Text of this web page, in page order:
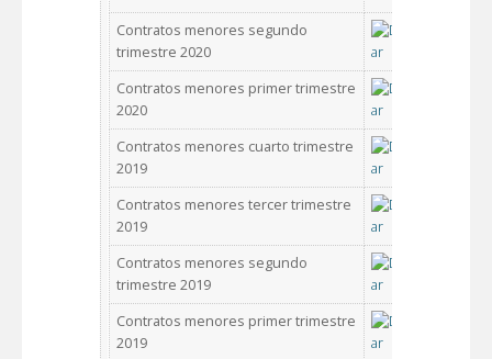
Contratos menores segundo
trimestre 2020
Contratos menores primer trimestre
2020
Contratos menores cuarto trimestre
2019
Contratos menores tercer trimestre
2019
Contratos menores segundo
trimestre 2019
Contratos menores primer trimestre
2019